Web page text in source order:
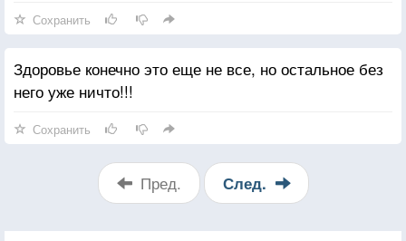
Сохранить
Здоровье конечно это еще не все, но остальное без
него уже ничто!!!
Сохранить
Пред. След.